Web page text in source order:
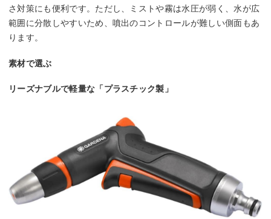
さ対策にも便利です。ただし、ミストや霧は水圧が弱く、水が広
範囲に分散しやすいため、噴出のコントロールが難しい側面もあ
ります。
素材で選ぶ
リーズナブルで軽量な「プラスチック製」